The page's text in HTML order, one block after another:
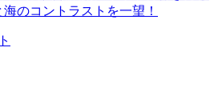
のコントラストを一望！